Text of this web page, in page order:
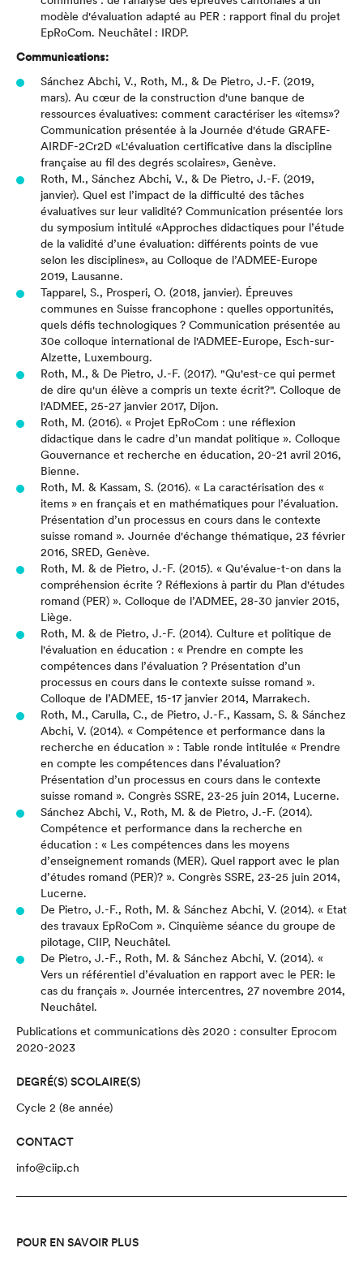
modèle d'évaluation adapté au PER : rapport final du projet
EpRoCom. Neuchâtel : IRDP.
Communications:
Sánchez Abchi, V., Roth, M., & De Pietro, J.-F. (2019,
mars). Au cœur de la construction d'une banque de
ressources évaluatives: comment caractériser les «items»?
Communication présentée à la Journée d'étude GRAFE-
AIRDF-2Cr2D «L'évaluation certificative dans la discipline
française au fil des degrés scolaires», Genève.
Roth, M., Sánchez Abchi, V., & De Pietro, J.-F. (2019,
janvier). Quel est l’impact de la difficulté des tâches
évaluatives sur leur validité? Communication présentée lors
du symposium intitulé «Approches didactiques pour l’étude
de la validité d’une évaluation: différents points de vue
selon les disciplines», au Colloque de l’ADMEE-Europe
2019, Lausanne.
Tapparel, S., Prosperi, O. (2018, janvier). Épreuves
communes en Suisse francophone : quelles opportunités,
quels défis technologiques ? Communication présentée au
30e colloque international de l'ADMEE-Europe, Esch-sur-
Alzette, Luxembourg.
Roth, M., & De Pietro, J.-F. (2017). "Qu'est-ce qui permet
de dire qu'un élève a compris un texte écrit?". Colloque de
l'ADMEE, 25-27 janvier 2017, Dijon.
Roth, M. (2016). « Projet EpRoCom : une réflexion
didactique dans le cadre d’un mandat politique ». Colloque
Gouvernance et recherche en éducation, 20-21 avril 2016,
Bienne.
Roth, M. & Kassam, S. (2016). « La caractérisation des «
items » en français et en mathématiques pour l’évaluation.
Présentation d’un processus en cours dans le contexte
suisse romand ». Journée d'échange thématique, 23 février
2016, SRED, Genève.
Roth, M. & de Pietro, J.-F. (2015). « Qu'évalue-t-on dans la
compréhension écrite ? Réflexions à partir du Plan d'études
romand (PER) ». Colloque de l’ADMEE, 28-30 janvier 2015,
Liège.
Roth, M. & de Pietro, J.-F. (2014). Culture et politique de
l'évaluation en éducation : « Prendre en compte les
compétences dans l’évaluation ? Présentation d’un
processus en cours dans le contexte suisse romand ».
Colloque de l’ADMEE, 15-17 janvier 2014, Marrakech.
Roth, M., Carulla, C., de Pietro, J.-F., Kassam, S. & Sánchez
Abchi, V. (2014). « Compétence et performance dans la
recherche en éducation » : Table ronde intitulée « Prendre
en compte les compétences dans l’évaluation?
Présentation d’un processus en cours dans le contexte
suisse romand ». Congrès SSRE, 23-25 juin 2014, Lucerne.
Sánchez Abchi, V., Roth, M. & de Pietro, J.-F. (2014).
Compétence et performance dans la recherche en
éducation : « Les compétences dans les moyens
d’enseignement romands (MER). Quel rapport avec le plan
d’études romand (PER)? ». Congrès SSRE, 23-25 juin 2014,
Lucerne.
De Pietro, J.-F., Roth, M. & Sánchez Abchi, V. (2014). « Etat
des travaux EpRoCom ». Cinquième séance du groupe de
pilotage, CIIP, Neuchâtel.
De Pietro, J.-F., Roth, M. & Sánchez Abchi, V. (2014). «
Vers un référentiel d’évaluation en rapport avec le PER: le
cas du français ». Journée intercentres, 27 novembre 2014,
Neuchâtel.
Publications et communications dès 2020 : consulter Eprocom
2020-2023
DEGRÉ(S) SCOLAIRE(S)
Cycle 2 (8e année)
CONTACT
info@ciip.ch
POUR EN SAVOIR PLUS